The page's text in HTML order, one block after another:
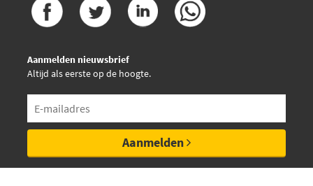
Aanmelden nieuwsbrief
Altijd als eerste op de hoogte.
Aanmelden